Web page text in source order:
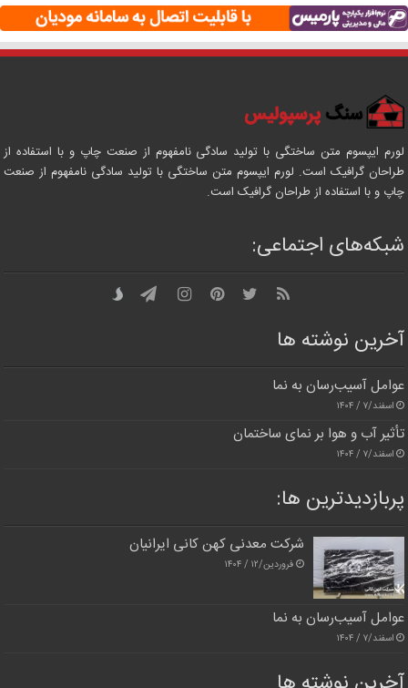
لورم ایپسوم متن ساختگی با تولید سادگی نامفهوم از صنعت چاپ و با استفاده از
طراحان گرافیک است. لورم ایپسوم متن ساختگی با تولید سادگی نامفهوم از صنعت
چاپ و با استفاده از طراحان گرافیک است.
شبکه‌های اجتماعی:
آخرین نوشته ها
عوامل آسیب‌رسان به نما
اسفند/۷ / ۱۴۰۴
تأثیر آب و هوا بر نمای ساختمان
اسفند/۷ / ۱۴۰۴
پربازدیدترین‌ ها:
شرکت معدنی کهن کانی ایرانیان
فروردین/۱۲ / ۱۴۰۴
عوامل آسیب‌رسان به نما
اسفند/۷ / ۱۴۰۴